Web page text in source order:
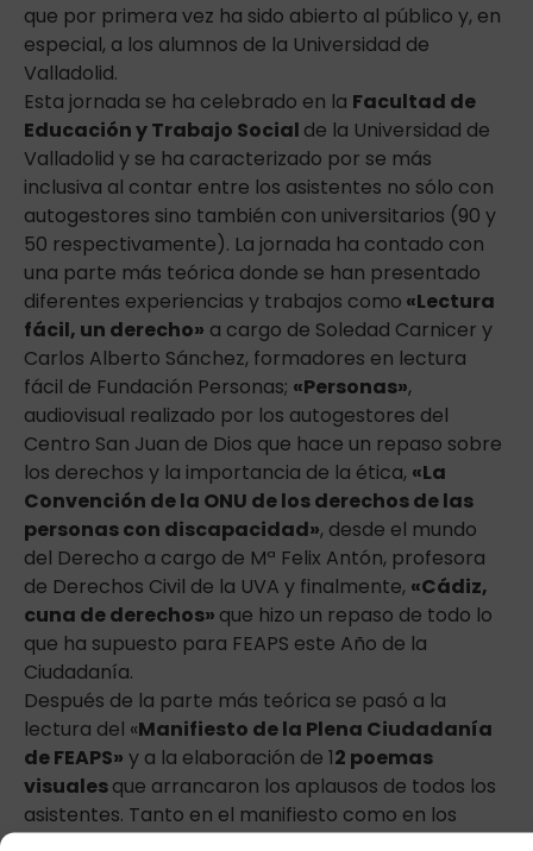
que por primera vez ha sido abierto al público y, en
especial, a los alumnos de la Universidad de
Valladolid.
Esta jornada se ha celebrado en la Facultad de
Educación y Trabajo Social de la Universidad de
Valladolid y se ha caracterizado por se más
inclusiva al contar entre los asistentes no sólo con
autogestores sino también con universitarios (90 y
50 respectivamente). La jornada ha contado con
una parte más teórica donde se han presentado
diferentes experiencias y trabajos como «Lectura
fácil, un derecho» a cargo de Soledad Carnicer y
Carlos Alberto Sánchez, formadores en lectura
fácil de Fundación Personas; «Personas»,
audiovisual realizado por los autogestores del
Centro San Juan de Dios que hace un repaso sobre
los derechos y la importancia de la ética, «La
Convención de la ONU de los derechos de las
personas con discapacidad», desde el mundo
del Derecho a cargo de Mª Felix Antón, profesora
de Derechos Civil de la UVA y finalmente, «Cádiz,
cuna de derechos» que hizo un repaso de todo lo
que ha supuesto para FEAPS este Año de la
Ciudadanía.
Después de la parte más teórica se pasó a la
lectura del «Manifiesto de la Plena Ciudadanía
de FEAPS» y a la elaboración de 12 poemas
visualesque arrancaron los aplausos de todos los
asistentes. Tanto en el manifiesto como en los